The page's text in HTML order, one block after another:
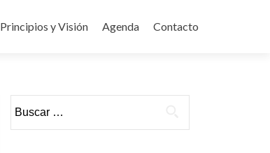
al
Principios y Visión Agenda Contacto